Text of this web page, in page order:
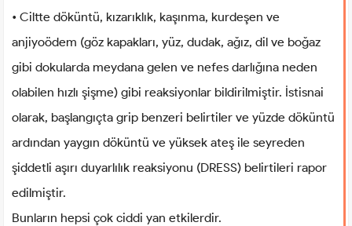
• Ciltte döküntü, kızarıklık, kaşınma, kurdeşen ve
anjiyoödem (göz kapakları, yüz, dudak, ağız, dil ve boğaz
gibi dokularda meydana gelen ve nefes darlığına neden
olabilen hızlı şişme) gibi reaksiyonlar bildirilmiştir. İstisnai
olarak, başlangıçta grip benzeri belirtiler ve yüzde döküntü
ardından yaygın döküntü ve yüksek ateş ile seyreden
şiddetli aşırı duyarlılık reaksiyonu (DRESS) belirtileri rapor
edilmiştir.
Bunların hepsi çok ciddi yan etkilerdir.